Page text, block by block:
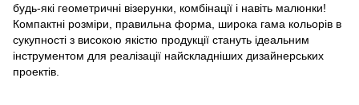
будь-які геометричні візерунки, комбінації і навіть малюнки!
Компактні розміри, правильна форма, широка гама кольорів в
сукупності з високою якістю продукції стануть ідеальним
інструментом для реалізації найскладніших дизайнерських
проектів.